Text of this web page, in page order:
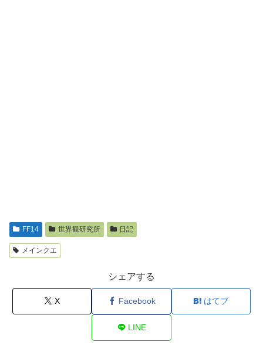
FF14 世界観研究所 日記
メインクエ
シェアする
X Facebook はてブ
LINE